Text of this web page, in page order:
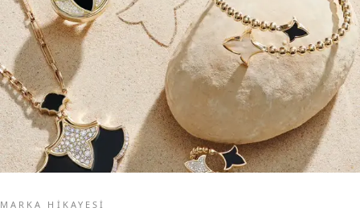
MARKA HIKAYESI